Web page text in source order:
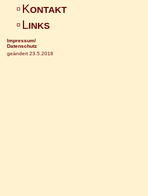
KONTAKT
LINKS
Impressum/
Datenschutz
geändert 23.5.2018